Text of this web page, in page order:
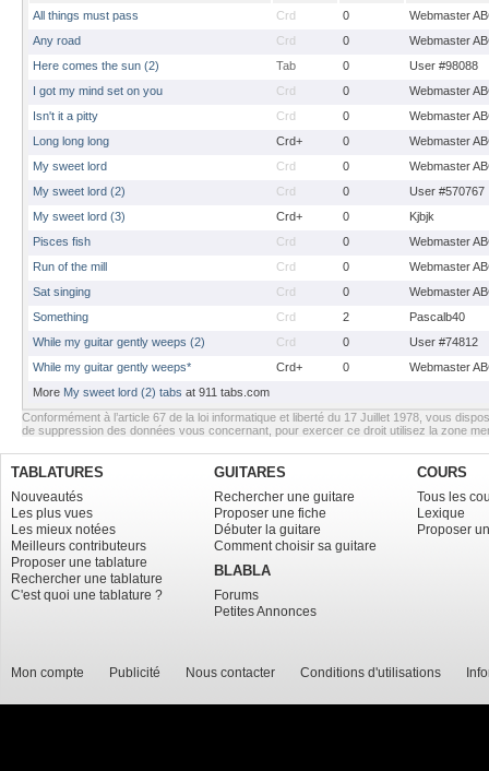
All things must pass
Crd 0
Webmaster
Any road
Crd 0
Webmaster
Here comes the sun (2)
Tab 0
User #98088
I got my mind set on you
Crd 0
Webmaster
Isn't it a pitty
Crd 0
Webmaster
Long long long
Crd+ 0
Webmaster
My sweet lord
Crd 0
Webmaster
My sweet lord (2)
Crd 0
User #570767
My sweet lord (3)
Crd+ 0
Kjbjk
Pisces fish
Crd 0
Webmaster
Run of the mill
Crd 0
Webmaster
Sat singing
Crd 0
Webmaster
Something
Crd 2
Pascalb40
While my guitar gently weeps (2)
Crd 0
User #74812
While my guitar gently weeps*
Crd+ 0
Webmaster
More My sweet lord (2) tabs at 911 tabs.com
Conformément à l’article 67 de la loi informatique et liberté du 17 Juillet 1978, vous
de suppression des données vous concernant, pour exercer ce droit utilisez la zone
TABLATURES
Nouveautés
Les plus vues
Les mieux notées
Meilleurs contributeurs
Proposer une tablature
Rechercher une tablature
C'est quoi une tablature ?
GUITARES
Rechercher une guitare
Proposer une fiche
Débuter la guitare
Comment choisir sa guitare
BLABLA
Forums
Petites Annonces
COURS
Tous les
Lexique
Proposer
Mon compte Publicité Nous contacter Conditions d'utilisations